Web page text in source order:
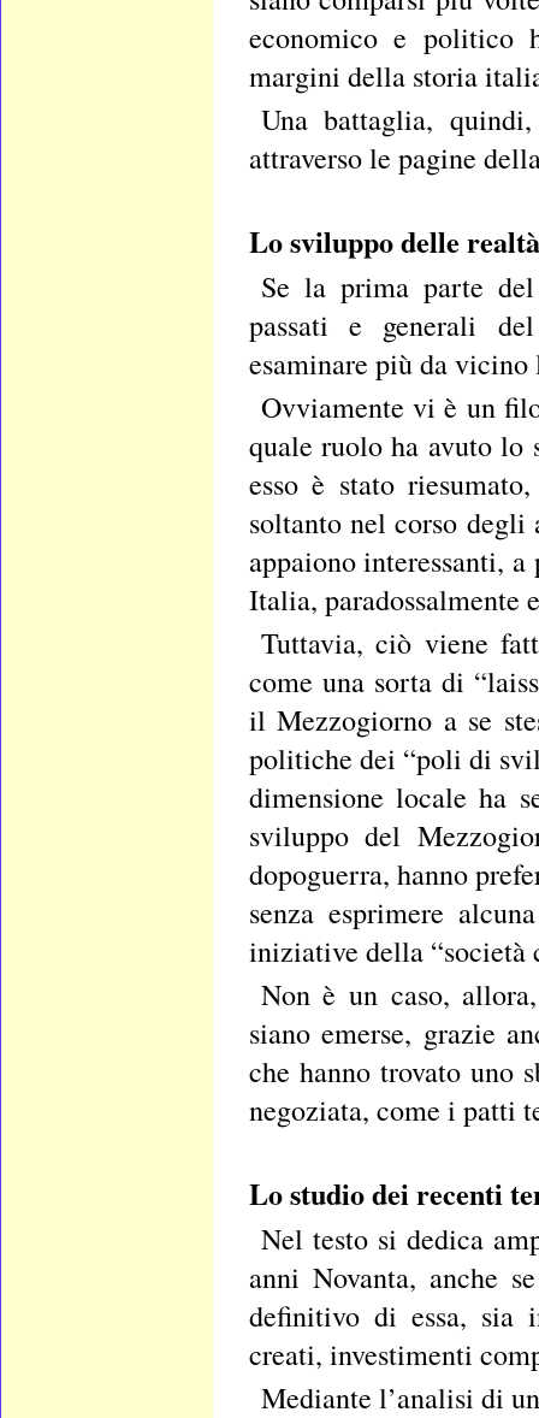
economico e politico
margini della storia
Una battaglia,
attraverso le pagine
Lo sviluppo delle
Se la prima parte
passati e generali
esaminare più da
Ovviamente vi è un
quale ruolo ha avuto lo
esso è stato
soltanto nel corso
appaiono interessanti,
Italia, paradossalmente
Tuttavia, ciò viene
come una sorta di
il Mezzogiorno a se
politiche dei “poli di
dimensione locale ha
sviluppo del
dopoguerra, hanno
senza esprimere
iniziative della “società
Non è un caso,
siano emerse, grazie
che hanno trovato uno
negoziata, come i patti
Lo studio dei recenti
Nel testo si dedica
anni Novanta, anche
definitivo di essa, sia
creati, investimenti
Mediante l’analisi di